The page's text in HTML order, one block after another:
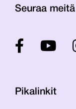
Seuraa meitä
Pikalinkit